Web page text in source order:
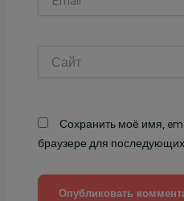
Сохранить моё имя,
браузере для